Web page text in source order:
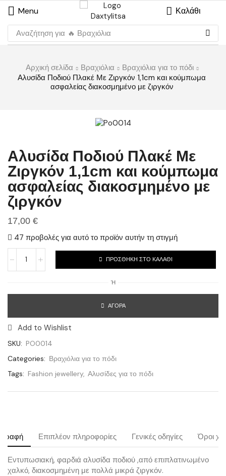
Menu Καλάθι
Αναζήτηση για 🔥 Βραχιόλια
Αρχική σελίδα Βραχιόλια
Βραχιόλια για το πόδι
Αλυσίδα Ποδιού Πλακέ Με Ζιργκόν 1,1cm και κούμπωμα
ασφαλείας διακοσμημένο με ζιργκόν
Αλυσίδα Ποδιού Πλακέ Με
Ζιργκόν 1,1cm και κούμπωμα
ασφαλείας διακοσμημένο με
ζιργκόν
17,00 €
47 προβολές για αυτό το προϊόν αυτήν τη στιγμή
ΠΡΟΣΘΉΚΗ ΣΤΟ ΚΑΛΆΘΙ
Ή
ΑΓΟΡΆ
Add to Wishlist
SKU: PO0014
Categories: Βραχιόλια για το πόδι
Tags: Fashion jewellery, Αλυσίδες για το πόδι
Επιπλέον πληροφορίες Γενικές οδηγίες Όροι
Εντυπωσιακή, φαρδιά αλυσίδα ποδιού ,από επιπλατινωμένο
χαλκό, διακοσμημένη με πολλά μικρά ζιργκόν.